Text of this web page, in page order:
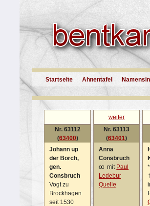
Startseite Ahnentafel
weiter
Nr. 63112
(63400)
Johann up
der Borch,
gen.
Consbruch
Vogt zu
Brockhagen
seit 1530
Nr. 63113
(63401)
Anna
Consbruch
oo mit Paul
Ledebur
Quelle
*